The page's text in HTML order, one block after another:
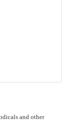
and other